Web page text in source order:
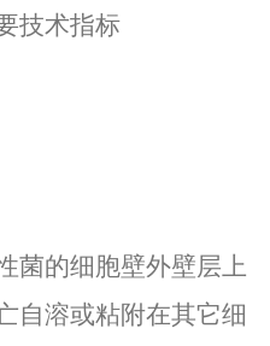
技术指标
的细胞壁外壁层上
自溶或粘附在其它细